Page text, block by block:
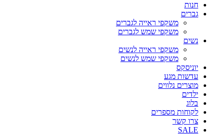
חנות
גברים
משקפי ראייה לגברים
משקפי שמש לגברים
נשים
משקפי ראייה לנשים
משקפי שמש לנשים
יוניסקס
עדשות מגע
מוצרים נלווים
ילדים
בלוג
לקוחות מספרים
צרו קשר
SALE